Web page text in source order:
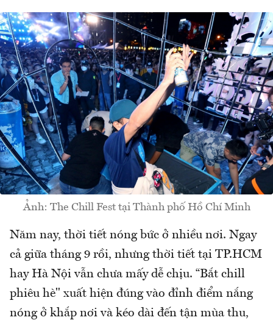
Ảnh: The Chill Fest tại Thành phố Hồ Chí Minh
Năm nay, thời tiết nóng bức ở nhiều nơi. Ngay
cả giữa tháng 9 rồi, nhưng thời tiết tại TP.HCM
hay Hà Nội vẫn chưa mấy dễ chịu. “Bắt chill
phiêu hè" xuất hiện đúng vào đỉnh điểm nắng
nóng ở khắp nơi và kéo dài đến tận mùa thu,